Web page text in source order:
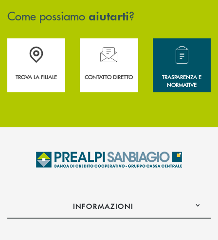
Come possiamo aiutarti?
Accedi all' elenco completo delle filiali .
TROVA LA FILIALE
Hai bisogno di assistenza immediata?
CONTATTO DIRETTO
Hai bisogno di
TRASPARENZA E
NORMATIVE
INFORMAZIONI